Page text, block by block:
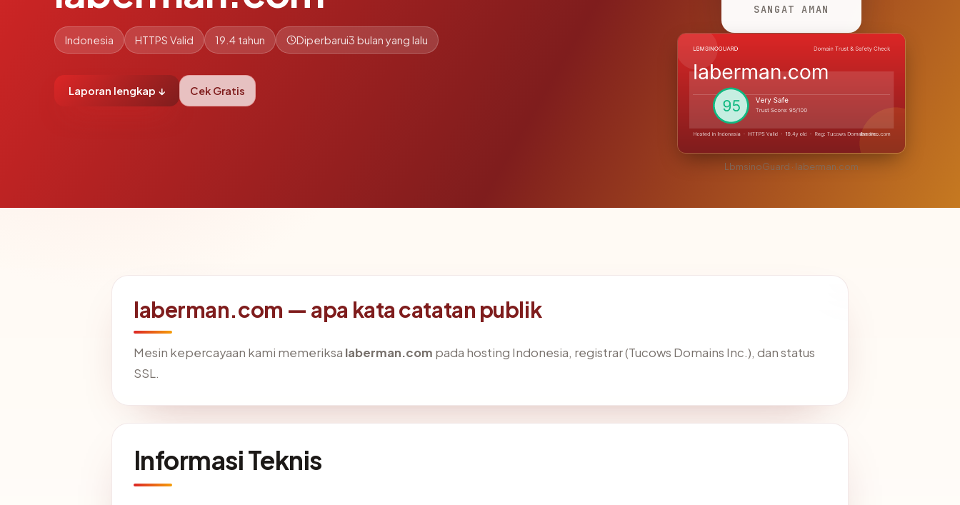
Indonesia HTTPS Valid 19.4 tahun Diperbarui3 bulan yang lalu
Laporan lengkap ↓ Cek Gratis
SANGAT AMAN
LbmsinoGuard · laberman.com
laberman.com — apa kata catatan publik
Mesin kepercayaan kami memeriksa laberman.com pada hosting Indonesia, registrar (Tucows Domains Inc.), dan status
SSL.
Informasi Teknis